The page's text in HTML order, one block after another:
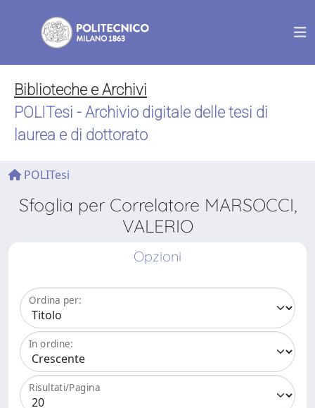
Biblioteche e Archivi
POLITesi - Archivio digitale delle tesi di
laurea e di dottorato
POLITesi
Sfoglia per Correlatore MARSOCCI,
VALERIO
Opzioni
Ordina per:
In ordine:
Risultati/Pagina